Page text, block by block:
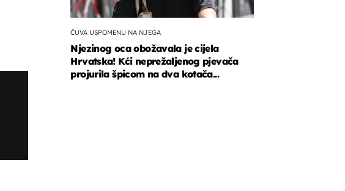
ČUVA USPOMENU NA NJEGA
Njezinog oca obožavala je cijela
Hrvatska! Kći neprežaljenog pjevača
projurila špicom na dva kotača...